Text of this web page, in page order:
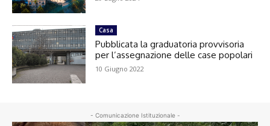
Casa
Pubblicata la graduatoria provvisoria
per l’assegnazione delle case popolari
10 Giugno 2022
- Comunicazione Istituzionale -